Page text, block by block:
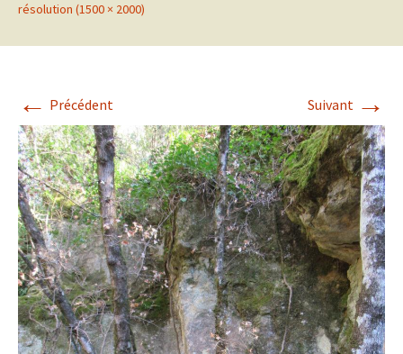
résolution (1500 × 2000)
← Précédent Suivant →